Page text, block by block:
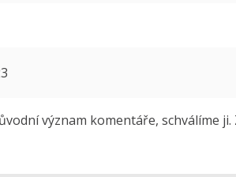
význam komentáře, schválíme